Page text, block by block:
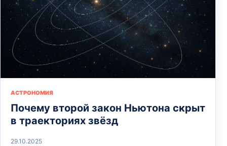
АСТРОНОМИЯ
Почему второй закон Ньютона скрыт
в траекториях звёзд
29.10.2025